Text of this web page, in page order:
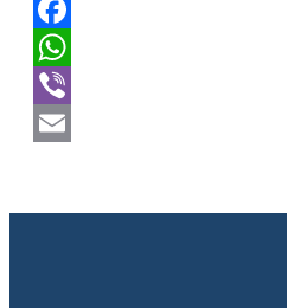
Facebook
WhatsApp
Viber